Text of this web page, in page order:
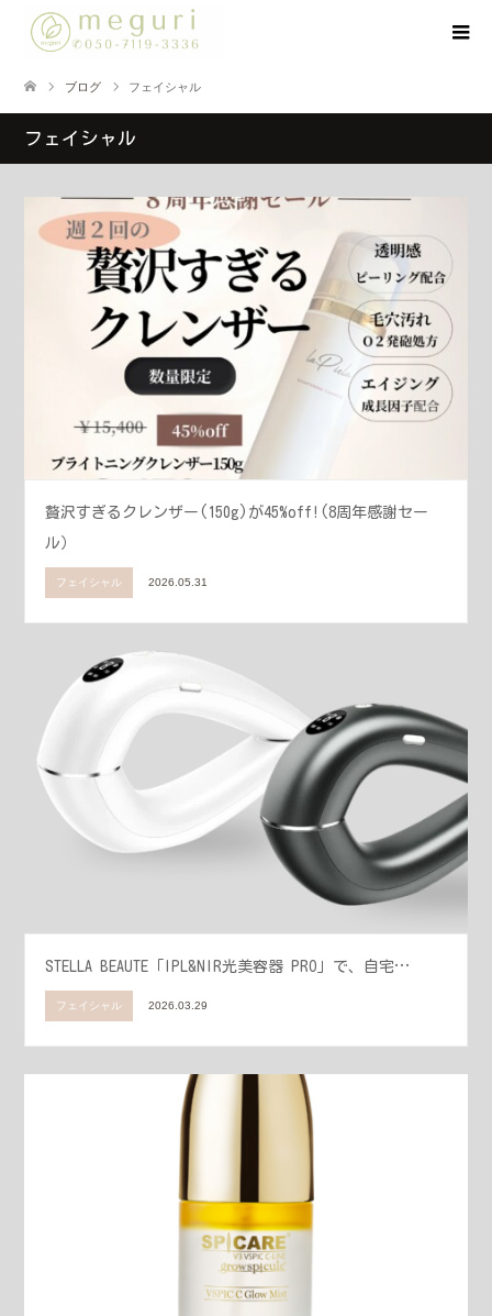
ブログ フェイシャル
フェイシャル
贅沢すぎるクレンザー(150g)が45%off!(8周年感謝セー
ル）
フェイシャル 2026.05.31
STELLA BEAUTE「IPL&NIR光美容器 PRO」で、自宅…
フェイシャル 2026.03.29